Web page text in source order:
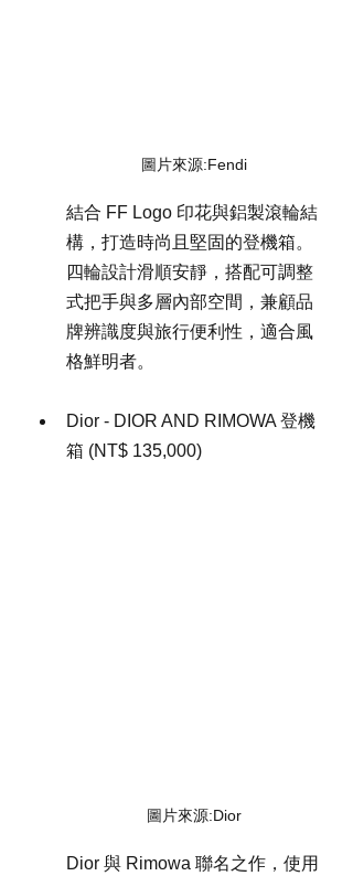
圖片來源:Fendi
結合 FF Logo 印花與鋁製滾輪結
構，打造時尚且堅固的登機箱。
四輪設計滑順安靜，搭配可調整
式把手與多層內部空間，兼顧品
牌辨識度與旅行便利性，適合風
格鮮明者。
Dior - DIOR AND RIMOWA 登機
箱 (NT$ 135,000)
圖片來源:Dior
Dior 與 Rimowa 聯名之作，使用